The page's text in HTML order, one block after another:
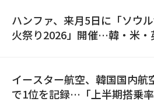
ハンファ、来月5日に「ソウ
火祭り2026」開催…韓・米・
イースター航空、韓国国内航
で1位を記録…「上半期搭乗率